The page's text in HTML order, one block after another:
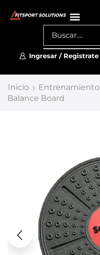
Ingresar / Registrate
Inicio Entrenamiento
Balance Board